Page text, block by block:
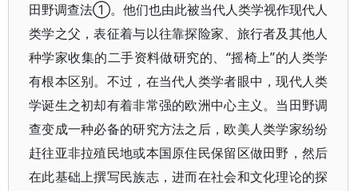
田野调查法①。他们也由此被当代人类学视作现代人
类学之父，表征着与以往靠探险家、旅行者及其他人
种学家收集的二手资料做研究的、“摇椅上”的人类学
有根本区别。不过，在当代人类学者眼中，现代人类
学诞生之初却有着非常强的欧洲中心主义。当田野调
查变成一种必备的研究方法之后，欧美人类学家纷纷
赶往亚非拉殖民地或本国原住民保留区做田野，然后
在此基础上撰写民族志，进而在社会和文化理论的探